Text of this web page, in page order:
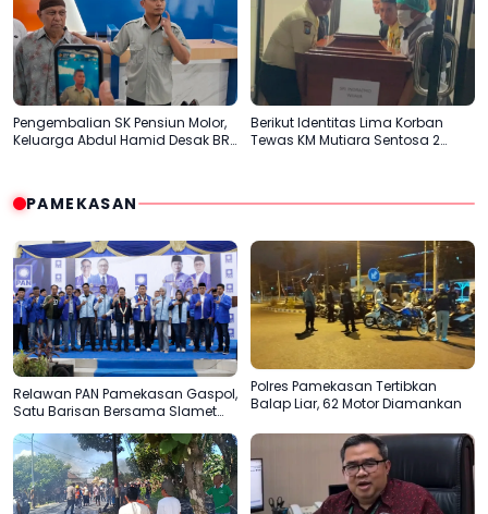
Pengembalian SK Pensiun Molor,
Keluarga Abdul Hamid Desak BRI
Berikut Identitas Lima Korban
Tewas KM Mutiara Sentosa 2
PAMEKASAN
Relawan PAN Pamekasan Gaspol,
Satu Barisan Bersama Slamet
Polres Pamekasan Tertibkan
Balap Liar, 62 Motor Diamankan